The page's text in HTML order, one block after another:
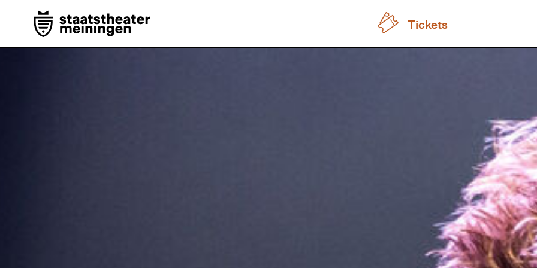
Tickets